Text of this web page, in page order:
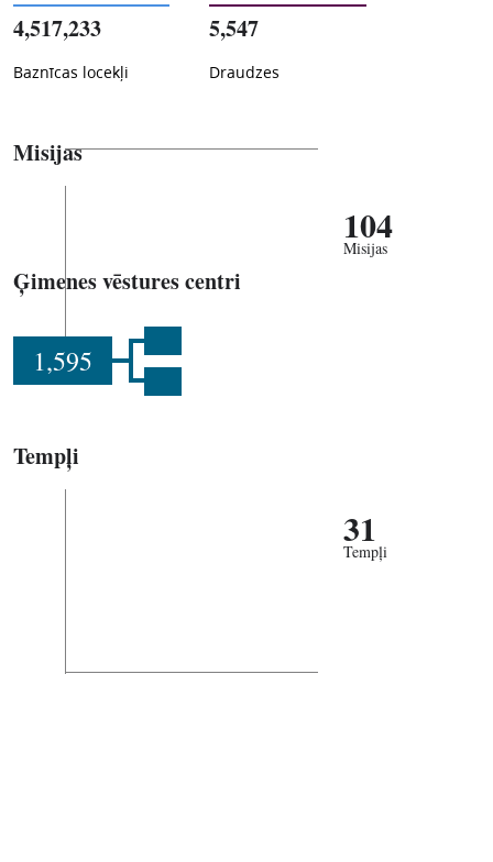
4,517,233
Baznīcas locekļi
5,547
Draudzes
Misijas
104
Misijas
Ģimenes vēstures centri
1,595
Tempļi
31
Tempļi